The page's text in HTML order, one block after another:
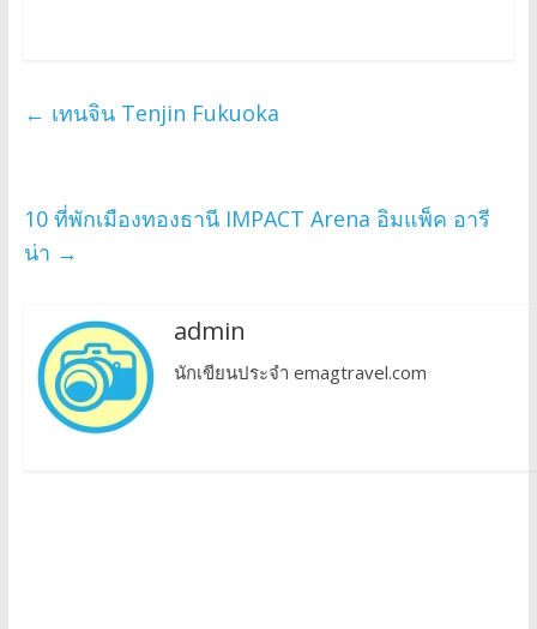
← เทนจิน Tenjin Fukuoka
10 ที่พักเมืองทองธานี IMPACT Arena อิมแพ็ค อารี
น่า →
admin
นักเขียนประจำ emagtravel.com